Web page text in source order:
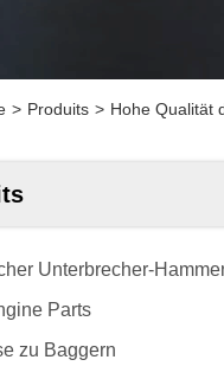
> Produits > Hohe Qualität
Unterbrecher-
Parts
zu Baggern